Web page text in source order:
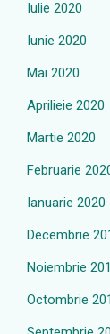
Iulie 2020
Iunie 2020
Mai 2020
Aprilieie 2020
Martie 2020
Februarie
Ianuarie 2020
Decembrie
Noiembrie
Octombrie